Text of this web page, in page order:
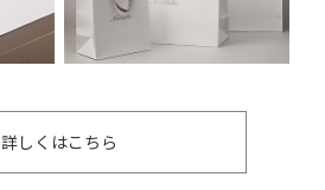
詳しくはこちら